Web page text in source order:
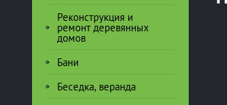
Реконструкция и
ремонт деревянных
домов
Бани
Беседка, веранда